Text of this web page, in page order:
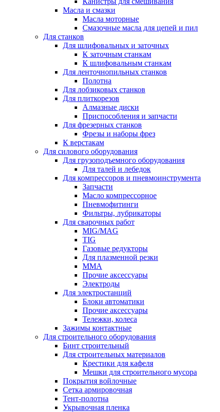
Масла и смазки
Масла моторные
Смазочные масла для цепей и пил
Для станков
Для шлифовальных и заточных
К заточным станкам
К шлифовальным станкам
Для ленточнопильных станков
Полотна
Для лобзиковых станков
Для плиткорезов
Алмазные диски
Приспособления и запчасти
Для фрезерных станков
Фрезы и наборы фрез
К верстакам
Для силового оборудования
Для грузоподъемного оборудования
Для талей и лебедок
Для компрессоров и пневмоинструмента
Запчасти
Масло компрессорное
Пневмофитинги
Фильтры, лубрикаторы
Для сварочных работ
MIG/MAG
TIG
Газовые редукторы
Для плазменной резки
ММА
Прочие аксессуары
Электроды
Для электростанций
Блоки автоматики
Прочие аксессуары
Тележки, колеса
Зажимы контактные
Для строительного оборудования
Бинт строительный
Для строительных материалов
Крестики для кафеля
Мешки для строительного мусора
Покрытия войлочные
Сетка армировочная
Тент-полотна
Укрывочная пленка